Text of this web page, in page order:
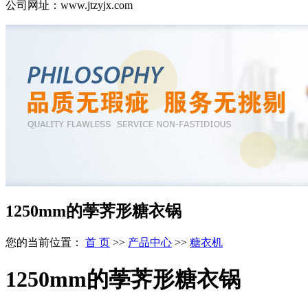
公司网址：www.jtzyjx.com
1250mm的荸荠形糖衣锅
您的当前位置： 首 页 >> 产品中心 >> 糖衣机
1250mm的荸荠形糖衣锅